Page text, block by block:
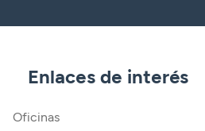
CBNK Gestión de Activos
Banca Partner
Trabaja con nosotros
Enlaces de interés
Oficinas